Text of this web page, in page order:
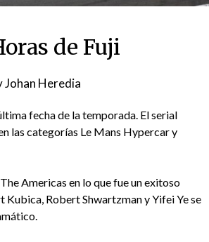
de Fuji
Johan Heredia
fecha de la temporada. El serial
las categorías Le Mans Hypercar y
Americas en lo que fue un exitoso
Kubica, Robert Shwartzman y Yifei Ye se